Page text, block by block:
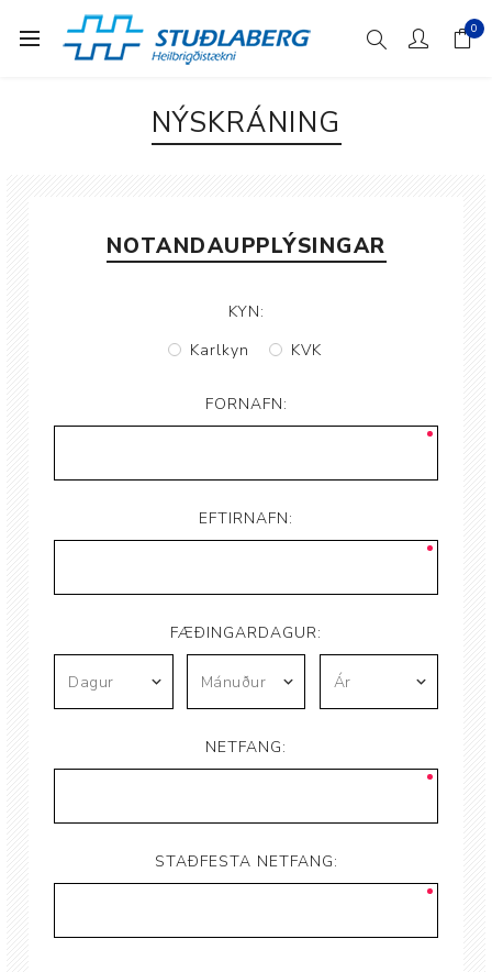
0
NÝSKRÁNING
NOTANDAUPPLÝSINGAR
KYN:
Karlkyn
KVK
FORNAFN:
EFTIRNAFN:
FÆÐINGARDAGUR:
NETFANG:
STAÐFESTA NETFANG: